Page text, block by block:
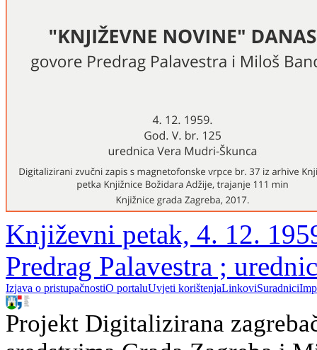
Književni petak, 4. 12.
Predrag Palavestra ;
Izjava o pristupačnostiO portaluUvjeti korištenjaLinkoviSuradnici
Projekt Digitalizirana